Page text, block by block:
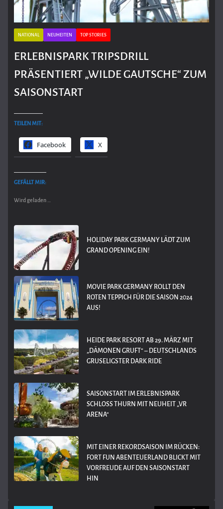
NATIONAL NEUHEITEN TOP STORIES
ERLEBNISPARK TRIPSDRILL
PRÄSENTIERT „WILDE GAUTSCHE“ ZUM
SAISONSTART
TEILEN MIT:
Facebook X
GEFÄLLT MIR:
Wird geladen …
HOLIDAY PARK GERMANY LÄDT ZUM
GRAND OPENING EIN!
MOVIE PARK GERMANY ROLLT DEN
ROTEN TEPPICH FÜR DIE SAISON 2024
AUS!
HEIDE PARK RESORT AB 29. MÄRZ MIT
„DÄMONEN GRUFT“ – DEUTSCHLANDS
GRUSELIGSTER DARK RIDE
SAISONSTART IM ERLEBNISPARK
SCHLOSS THURN MIT NEUHEIT „VR
ARENA“
MIT EINER REKORDSAISON IM RÜCKEN:
FORT FUN ABENTEUERLAND BLICKT MIT
VORFREUDE AUF DEN SAISONSTART
HIN